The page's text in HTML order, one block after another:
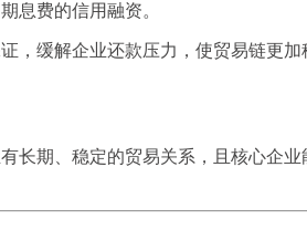
息费的信用融资。
，缓解企业还款压力，使贸易链更加
长期、稳定的贸易关系，且核心企业